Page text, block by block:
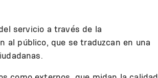
servicio a través de la
al público, que se traduzcan en una